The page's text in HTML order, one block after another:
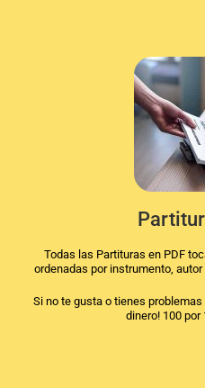
Todas las Partituras en PDF
ordenadas por instrumento,
Si no te gusta o tienes
dinero! 100 por